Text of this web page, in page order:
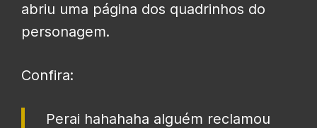
abriu uma página dos quadrinhos do
personagem.
Confira:
Perai hahahaha alguém reclamou